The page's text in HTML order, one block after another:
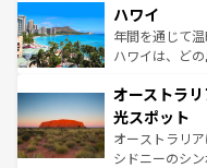
着のスイス情報
のような巨大
ンメントが詰
西部には大自
部のニューオ
文化が魅力。
しみながら、
るだろう。車
ハワイ
年間を通じて
ハワイは、ど
ワイ島は見逃
島だが、静か
おすすめ。エ
文化や歴史が
オーストラ
光スポット
オーストラリ
シドニーのシ